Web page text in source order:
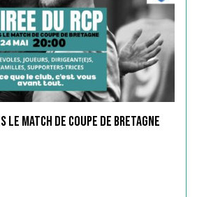
le match de Coupe de Bretagne